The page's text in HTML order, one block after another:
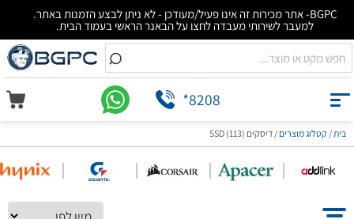
BGPC- אתר מכירות זה אינו פעיל/מעודכן - לא ניתן לבצע הזמנות באתר.
למעבר לשירותי מעבדה לחצו על הבאנר הראשי בעמוד הבית.
*8208
בית/ קטלוג מוצרים/ דיסקים SSD (113)